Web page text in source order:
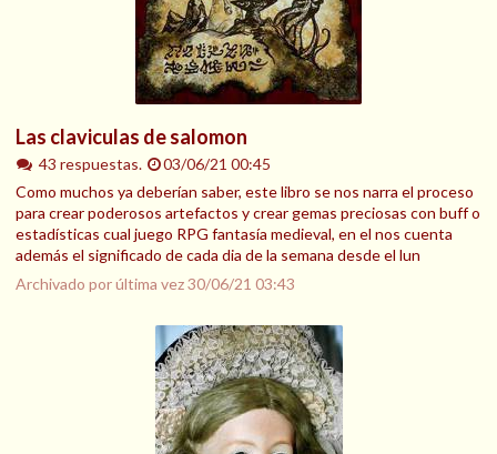
Las claviculas de salomon
43 respuestas.
03/06/21 00:45
Como muchos ya deberían saber, este libro se nos narra el proceso
para crear poderosos artefactos y crear gemas preciosas con buff o
estadísticas cual juego RPG fantasía medieval, en el nos cuenta
además el significado de cada dia de la semana desde el lun
Archivado por última vez30/06/21 03:43